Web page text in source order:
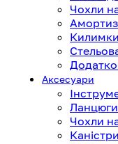
Чохли
Аксесуари
Чохли
Каністри